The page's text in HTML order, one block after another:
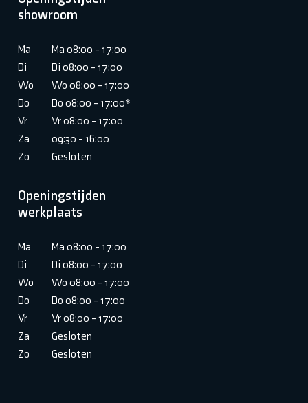
showroom
Ma
Ma 08:00 - 17:00
Di
Di 08:00 - 17:00
Wo
Wo 08:00 - 17:00
Do
Do 08:00 - 17:00*
Vr
Vr 08:00 - 17:00
Za
09:30 - 16:00
Zo
Gesloten
Openingstijden
werkplaats
Ma
Ma 08:00 - 17:00
Di
Di 08:00 - 17:00
Wo
Wo 08:00 - 17:00
Do
Do 08:00 - 17:00
Vr
Vr 08:00 - 17:00
Za
Gesloten
Zo
Gesloten